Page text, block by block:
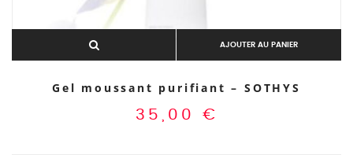
AJOUTER AU PANIER
Gel moussant purifiant – SOTHYS
35,00 €